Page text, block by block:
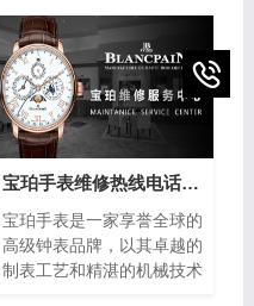
全球消费者的青睐。然而，
即使是最优质的手表也无法
避免出现故障或需要保养的
情况。在这种情况下，芝柏
手表维修售后部热线电话成
为了芝柏手表拥有者的救
星。
宝珀手表维修热线电话(售后服务专线)
宝珀手表是一家享誉全球的
高级钟表品牌，以其卓越的
制表工艺和精湛的机械技术